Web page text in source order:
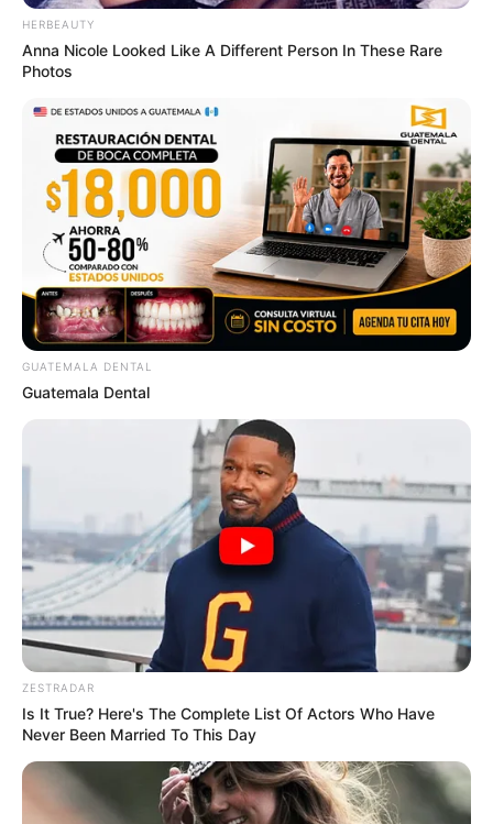
HERBEAUTY
Anna Nicole Looked Like A Different Person In These Rare
Photos
GUATEMALA DENTAL
Guatemala Dental
ZESTRADAR
Is It True? Here's The Complete List Of Actors Who Have
Never Been Married To This Day